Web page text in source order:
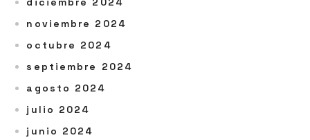
noviembre 2024
octubre 2024
septiembre 2024
agosto 2024
julio 2024
junio 2024